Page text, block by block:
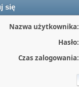
się
Nazwa użytkownika:
Hasło:
Czas zalogowania: